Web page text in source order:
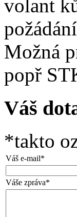
volant
Možná
popř
Váš
*takto
Váš e-mail*
Váše zpráva*